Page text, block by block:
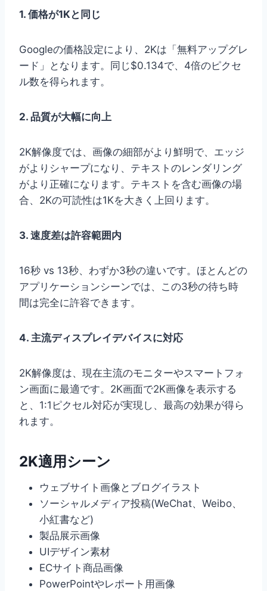
1. 価格が1Kと同じ
Googleの価格設定により、2Kは「無料アップグレ
ード」となります。同じ$0.134で、4倍のピクセ
ル数を得られます。
2. 品質が大幅に向上
2K解像度では、画像の細部がより鮮明で、エッジ
がよりシャープになり、テキストのレンダリング
がより正確になります。テキストを含む画像の場
合、2Kの可読性は1Kを大きく上回ります。
3. 速度差は許容範囲内
16秒 vs 13秒、わずか3秒の違いです。ほとんどの
アプリケーションシーンでは、この3秒の待ち時
間は完全に許容できます。
4. 主流ディスプレイデバイスに対応
2K解像度は、現在主流のモニターやスマートフォ
ン画面に最適です。2K画面で2K画像を表示する
と、1:1ピクセル対応が実現し、最高の効果が得ら
れます。
2K適用シーン
ウェブサイト画像とブログイラスト
ソーシャルメディア投稿(WeChat、Weibo、
小紅書など)
製品展示画像
UIデザイン素材
ECサイト商品画像
PowerPointやレポート用画像